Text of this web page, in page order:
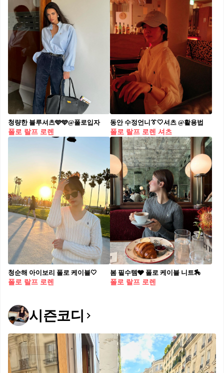
청량한 블루셔츠🩵🩵@폴로입자
폴로 랄프 로렌
동안 수정언니👔🤍셔츠 @활용법
폴로 랄프 로렌 셔츠
청순해 아이보리 폴로 케이블🤍
폴로 랄프 로렌
봄 필수템🩶 폴로 케이블 니트🏇
폴로 랄프 로렌
시즌코디